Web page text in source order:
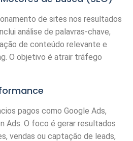
de sites nos resultados
análise de palavras-chave,
de conteúdo relevante e
O objetivo é atrair tráfego
pagos como Google Ads,
Ads. O foco é gerar resultados
vendas ou captação de leads,